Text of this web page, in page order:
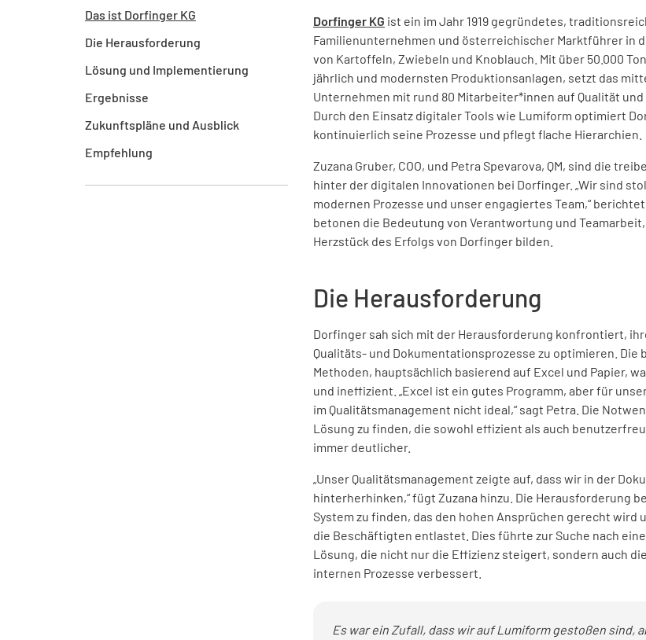
Das ist Dorfinger KG
Die Herausforderung
Lösung und Implementierung
Ergebnisse
Zukunftspläne und Ausblick
Empfehlung
Dorfinger KG ist ein im Jahr 1919 gegründetes,
Familienunternehmen und österreichischer Marktführer in
von Kartoffeln, Zwiebeln und Knoblauch. Mit über 50.000
jährlich und modernsten Produktionsanlagen, setzt das
Unternehmen mit rund 80 Mitarbeiter*innen auf Qualität
Durch den Einsatz digitaler Tools wie Lumiform optimiert
kontinuierlich seine Prozesse und pflegt flache Hierarchien.
Zuzana Gruber, COO, und Petra Spevarova, QM, sind die
hinter der digitalen Innovationen bei Dorfinger. „Wir sind
modernen Prozesse und unser engagiertes Team,“
betonen die Bedeutung von Verantwortung und
Herzstück des Erfolgs von Dorfinger bilden.
Die Herausforderung
Dorfinger sah sich mit der Herausforderung konfrontiert,
Qualitäts- und Dokumentationsprozesse zu optimieren. Die
Methoden, hauptsächlich basierend auf Excel und Papier,
und ineffizient. „Excel ist ein gutes Programm, aber für
im Qualitätsmanagement nicht ideal,“ sagt Petra. Die
Lösung zu finden, die sowohl effizient als auch
immer deutlicher.
„Unser Qualitätsmanagement zeigte auf, dass wir in der
hinterherhinken,“ fügt Zuzana hinzu. Die Herausforderung
System zu finden, das den hohen Ansprüchen gerecht wird
die Beschäftigten entlastet. Dies führte zur Suche nach
Lösung, die nicht nur die Effizienz steigert, sondern auch
internen Prozesse verbessert.
Es war ein Zufall, dass wir auf Lumiform gestoßen sind,